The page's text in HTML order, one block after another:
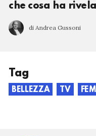
che cosa ha
di Andrea Gussoni
Tag
BELLEZZA TV